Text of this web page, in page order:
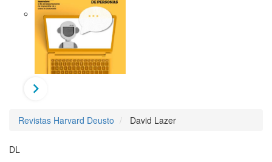
Revistas Harvard Deusto David Lazer
DL